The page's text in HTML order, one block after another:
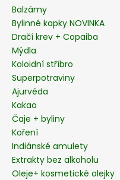
Balzámy
Bylinné kapky NOVINKA
Dračí krev + Copaiba
Mýdla
Koloidní stříbro
Superpotraviny
Ajurvéda
Kakao
Čaje + byliny
Koření
Indiánské amulety
Extrakty bez alkoholu
Oleje+ kosmetické olejky